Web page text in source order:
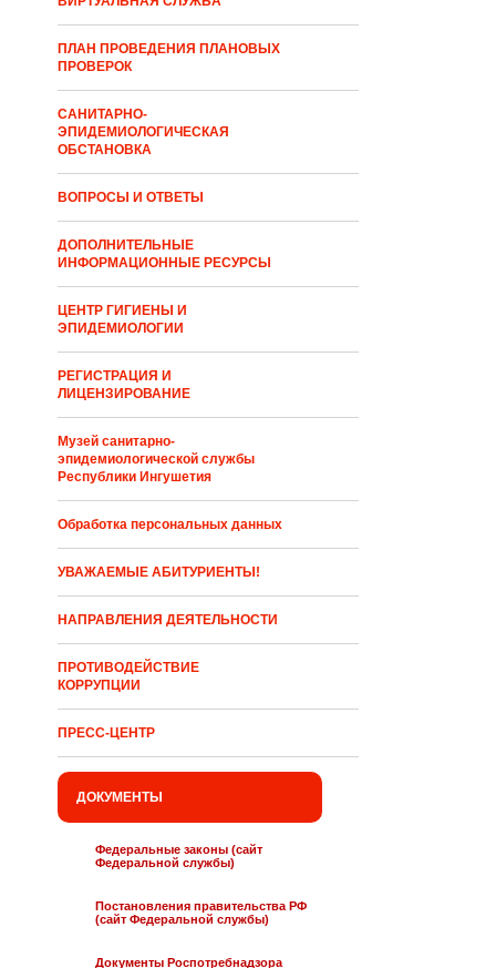
ПЛАН ПРОВЕДЕНИЯ ПЛАНОВЫХ
ПРОВЕРОК
САНИТАРНО-
ЭПИДЕМИОЛОГИЧЕСКАЯ
ОБСТАНОВКА
ВОПРОСЫ И ОТВЕТЫ
ДОПОЛНИТЕЛЬНЫЕ
ИНФОРМАЦИОННЫЕ РЕСУРСЫ
ЦЕНТР ГИГИЕНЫ И
ЭПИДЕМИОЛОГИИ
РЕГИСТРАЦИЯ И
ЛИЦЕНЗИРОВАНИЕ
Музей санитарно-
эпидемиологической службы
Республики Ингушетия
Обработка персональных данных
УВАЖАЕМЫЕ АБИТУРИЕНТЫ!
НАПРАВЛЕНИЯ ДЕЯТЕЛЬНОСТИ
ПРОТИВОДЕЙСТВИЕ
КОРРУПЦИИ
ПРЕСС-ЦЕНТР
ДОКУМЕНТЫ
Федеральные законы (сайт
Федеральной службы)
Постановления правительства РФ
(сайт Федеральной службы)
Документы Роспотребнадзора